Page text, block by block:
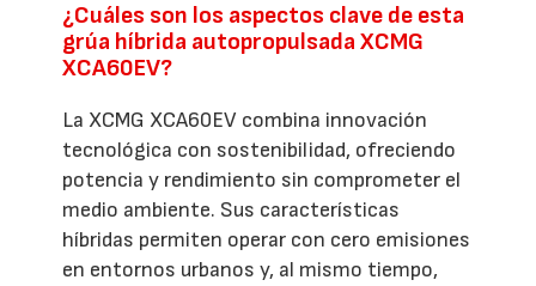
¿Cuáles son los aspectos clave de esta
grúa híbrida autopropulsada XCMG
XCA60EV?
La XCMG XCA60EV combina innovación
tecnológica con sostenibilidad, ofreciendo
potencia y rendimiento sin comprometer el
medio ambiente. Sus características
híbridas permiten operar con cero emisiones
en entornos urbanos y, al mismo tiempo,